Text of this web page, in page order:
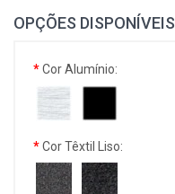
OPÇÕES DISPONÍVEIS
Cor Alumínio:
Cor Têxtil Liso: